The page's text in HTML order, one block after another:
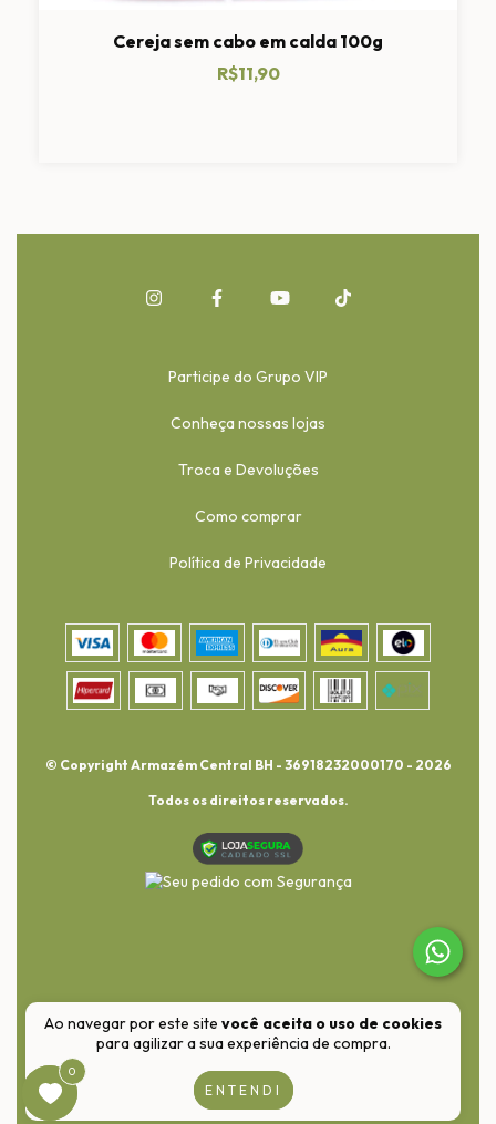
Ao navegar por este sitevocê aceita o uso de cookies
para agilizar a sua experiência de compra.
ENTENDI
Cereja sem cabo em calda 100g
R$11,90
Participe do Grupo VIP
Conheça nossas lojas
Troca e Devoluções
Como comprar
Política de Privacidade
© Copyright Armazém Central BH - 36918232000170 - 2026
Todos os direitos reservados.
0
0